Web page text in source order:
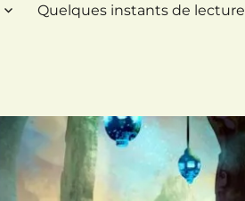
Quelques instants de lecture